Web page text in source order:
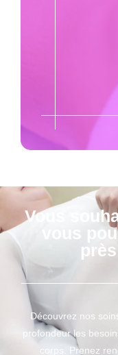
Vous
vous
Découvrez nos
profondeur les
corps. Prenez